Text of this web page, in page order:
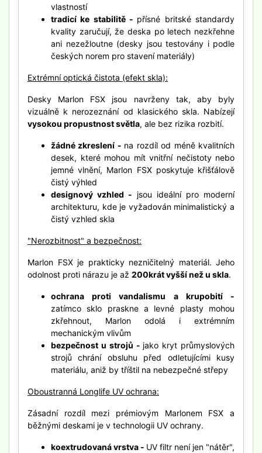
vlastností
tradicí ke stabilitě - přísné britské standardy
kvality zaručují, že deska po letech nezkřehne
ani nezežloutne (desky jsou testovány i podle
českých norem pro stavení materiály)
Extrémní optická čistota (efekt skla):
Desky Marlon FSX jsou navrženy tak, aby byly
vizuálně k nerozeznání od klasického skla. Nabízejí
vysokou propustnost světla, ale bez rizika rozbití.
žádné zkreslení - na rozdíl od méně kvalitních
desek, které mohou mít vnitřní nečistoty nebo
jemné vlnění, Marlon FSX poskytuje křišťálově
čistý výhled
designový vzhled - jsou ideální pro moderní
architekturu, kde je vyžadován minimalistický a
čistý vzhled skla
"Nerozbitnost" a bezpečnost:
Marlon FSX je prakticky nezničitelný materiál. Jeho
odolnost proti nárazu je až 200krát vyšší než u skla.
ochrana proti vandalismu a krupobití -
zatímco sklo praskne a levné plasty mohou
zkřehnout, Marlon odolá i extrémním
mechanickým vlivům
bezpečnost u strojů - jako kryt průmyslových
strojů chrání obsluhu před odletujícími kusy
materiálu, aniž by tříštil na nebezpečné střepy
Oboustranná Longlife UV ochrana:
Zásadní rozdíl mezi prémiovým Marlonem FSX a
běžnými deskami je v technologii UV ochrany.
koextrudovaná vrstva - UV filtr není jen "nátěr",